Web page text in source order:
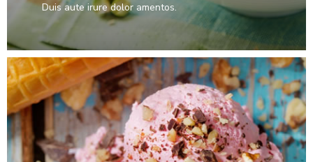
Duis aute irure dolor amentos.